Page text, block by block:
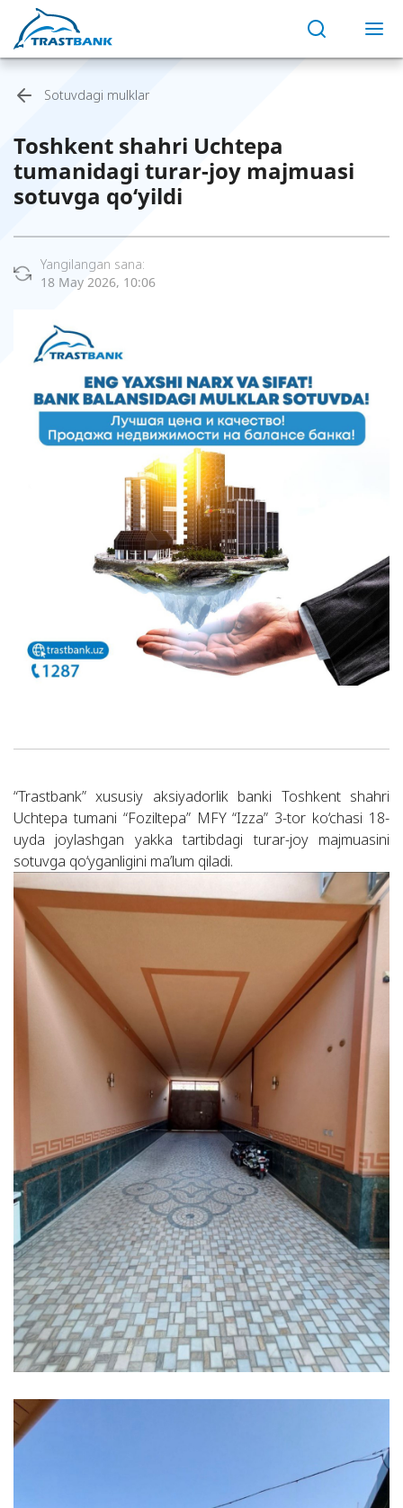
Sotuvdagi mulklar
Toshkent shahri Uchtepa
tumanidagi turar-joy majmuasi
sotuvga qo‘yildi
Yangilangan sana:
18 May 2026, 10:06
“Trastbank” xususiy aksiyadorlik banki Toshkent shahri
Uchtepa tumani “Foziltepa” MFY “Izza” 3-tor ko‘chasi 18-
uyda joylashgan yakka tartibdagi turar-joy majmuasini
sotuvga qo‘yganligini ma’lum qiladi.